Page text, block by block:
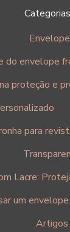
Categorias
do envelope
proteção e
para
Lacre:
um
Artigos